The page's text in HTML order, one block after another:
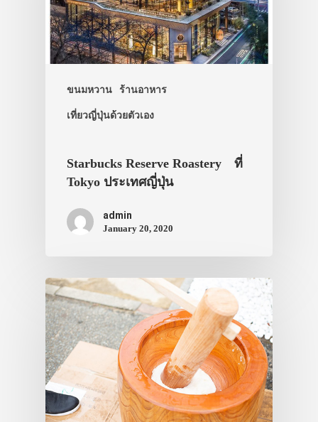
ขนมหวาน ร้านอาหาร
เที่ยวญี่ปุ่นด้วยตัวเอง
Starbucks Reserve Roastery ที่
Tokyo ประเทศญี่ปุ่น
admin
January 20, 2020
ประเทศญี่ปุ่น
เที่ยวญี่ปุ่นด้ว
เดินทาง
ทัวร์
VIDEO
ภาพประทับใจ